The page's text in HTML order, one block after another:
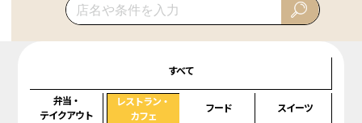
すべて
弁当・
テイクアウト
レストラン・
カフェ
フード スイーツ